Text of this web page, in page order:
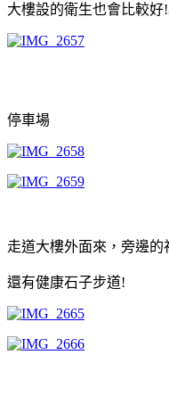
大樓設的衛生也會比較
停車場
走道大樓外面來，旁邊的
還有健康石子步道!